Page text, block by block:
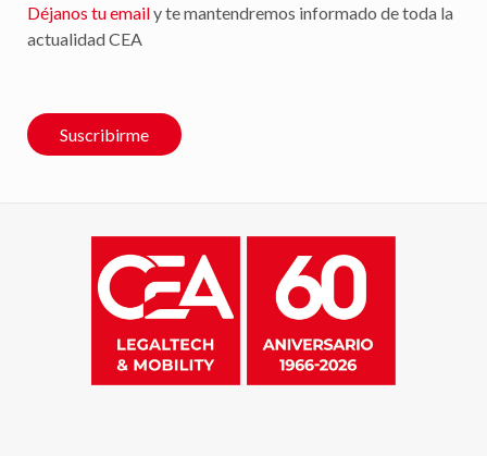
Déjanos tu emaily te mantendremos informado de toda la
actualidad CEA
Suscribirme